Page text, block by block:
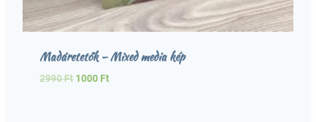
Madáretetők – Mixed media kép
2990Ft Original
1000 FtCurrent